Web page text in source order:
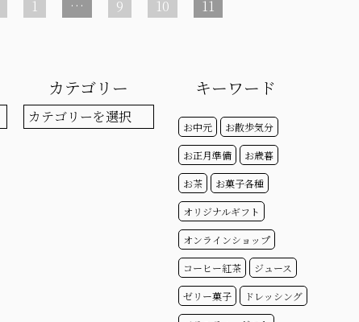
1 … 9 10 11
カテゴリー
カ
テ
キーワード
お中元 お散歩気分
お正月準備 お歳暮
お茶 お菓子各種
オリジナルギフト
オンラインショップ
コーヒー紅茶 ジュース
ゼリー菓子 ドレッシング